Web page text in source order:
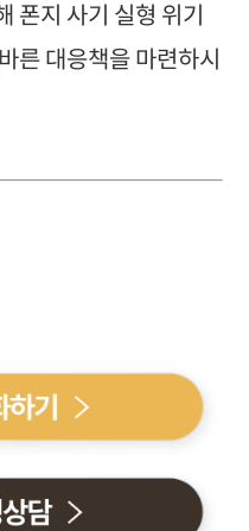
폰지 사기 실형 위기
른 대응책을 마련하시